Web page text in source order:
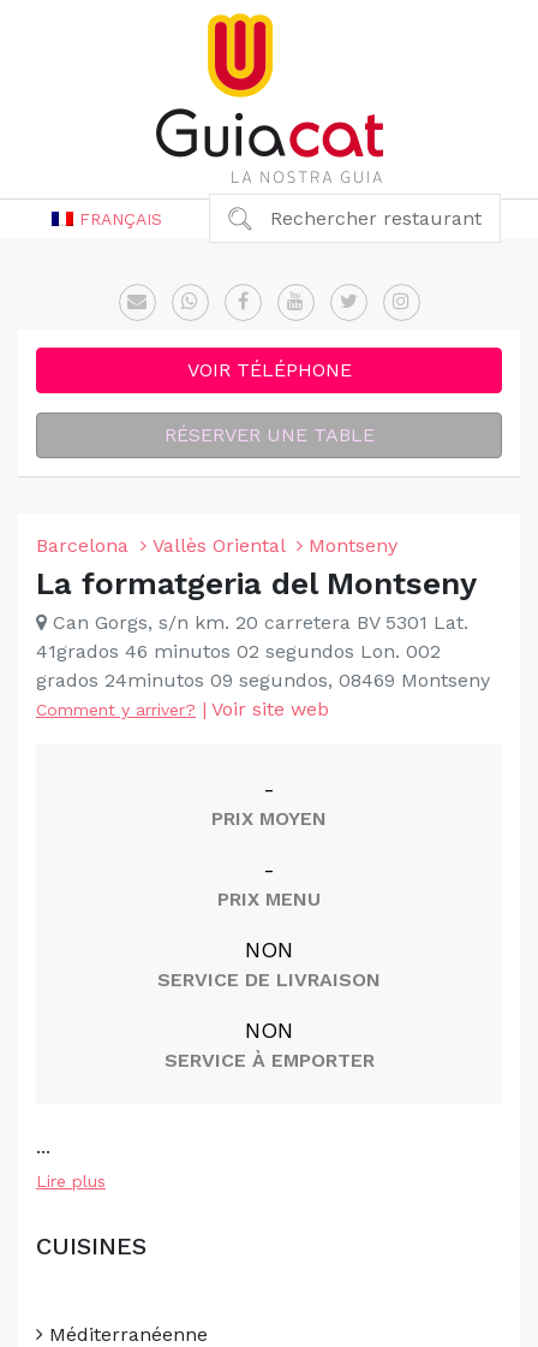
FRANÇAIS Rechercher restaurant
VOIR TÉLÉPHONE
RÉSERVER UNE TABLE
Barcelona Vallès Oriental Montseny
La formatgeria del Montseny
Can Gorgs, s/n km. 20 carretera BV 5301 Lat.
41grados 46 minutos 02 segundos Lon. 002
grados 24minutos 09 segundos, 08469 Montseny
Comment y arriver? | Voir site web
-
PRIX MOYEN
-
PRIX MENU
NON
SERVICE DE LIVRAISON
NON
SERVICE À EMPORTER
...
Lire plus
CUISINES
Méditerranéenne